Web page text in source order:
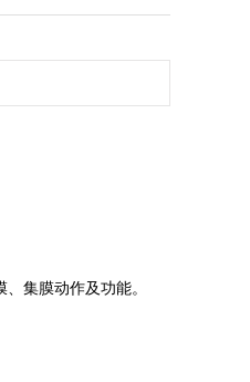
集膜动作及功能。